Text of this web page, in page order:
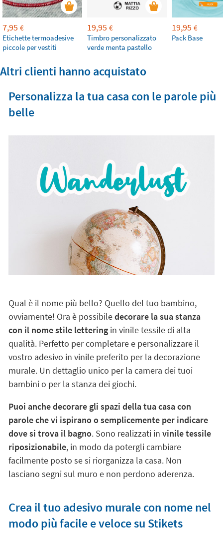
7,95 €
Etichette termoadesive
piccole per vestiti
19,95 €
Timbro personalizzato
verde menta pastello
19,95 €
Pack Base
Altri clienti hanno acquistato
Personalizza la tua casa con le parole più
belle
Qual è il nome più bello? Quello del tuo bambino,
ovviamente! Ora è possibiledecorare la sua stanza
con il nome stile lettering in vinile tessile di alta
qualità. Perfetto per completare e personalizzare il
vostro adesivo in vinile preferito per la decorazione
murale. Un dettaglio unico per la camera dei tuoi
bambini o per la stanza dei giochi.
Puoi anche decorare gli spazi della tua casa con
parole che vi ispirano o semplicemente per indicare
dove si trova il bagno. Sono realizzati in vinile tessile
riposizionabile, in modo da potergli cambiare
facilmente posto se si riorganizza la casa. Non
lasciano segni sul muro e non perdono aderenza.
Crea il tuo adesivo murale con nome nel
modo più facile e veloce su Stikets